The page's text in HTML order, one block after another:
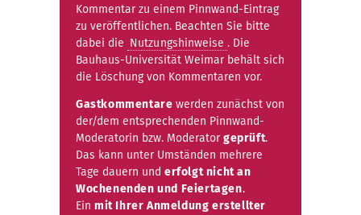
Kommentar zu einem Pinnwand-Eintrag
zu veröffentlichen. Beachten Sie bitte
dabei die Nutzungshinweise . Die
Bauhaus-Universität Weimar behält sich
die Löschung von Kommentaren vor.
Gastkommentare werden zunächst von
der/dem entsprechenden Pinnwand-
Moderatorin bzw. Moderator geprüft.
Das kann unter Umständen mehrere
Tage dauern und erfolgt nicht an
Wochenenden und Feiertagen.
Ein mit Ihrer Anmeldung erstellter